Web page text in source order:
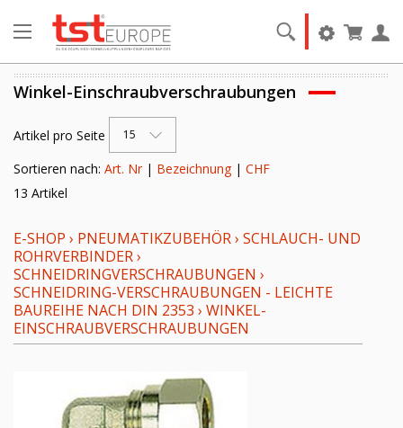
Winkel-Einschraubverschraubungen
Artikel pro Seite 15
Sortieren nach: Art. Nr| Bezeichnung| CHF
13 Artikel
E-SHOP › PNEUMATIKZUBEHÖR› SCHLAUCH- UND
ROHRVERBINDER›
SCHNEIDRINGVERSCHRAUBUNGEN ›
SCHNEIDRING-VERSCHRAUBUNGEN - LEICHTE
BAUREIHE NACH DIN 2353 › WINKEL-
EINSCHRAUBVERSCHRAUBUNGEN